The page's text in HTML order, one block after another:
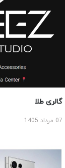
گالری طلا
07 مرداد 1405